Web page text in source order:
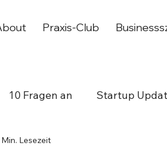
Praxis-Club
10 Fragen an Startup
Jubiläum
Min. Lesezeit